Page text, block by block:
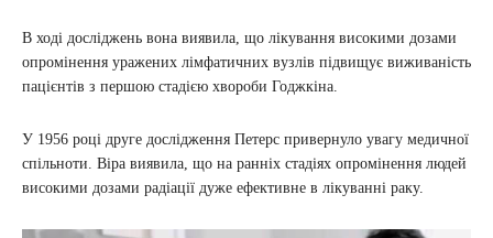
В ході досліджень вона виявила, що лікування високими дозами
опромінення уражених лімфатичних вузлів підвищує виживаність
пацієнтів з першою стадією хвороби Годжкіна.
У 1956 році друге дослідження Петерс привернуло увагу медичної
спільноти. Віра виявила, що на ранніх стадіях опромінення людей
високими дозами радіації дуже ефективне в лікуванні раку.